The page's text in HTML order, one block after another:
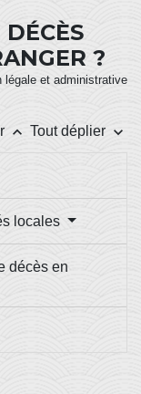
?
légale et administrative
keyboard_arrow_up Tout déplier keyboard_arrow_down
locales
décès en